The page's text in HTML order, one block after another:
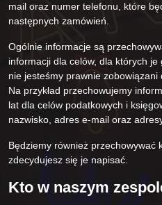
mail oraz numer telefonu, które
następnych zamówień.
Ogólnie informacje są
informacji dla celów, dla których
nie jesteśmy prawnie zobowiązani
Na przykład przechowujemy
lat dla celów podatkowych i
nazwisko, adres e-mail oraz
Będziemy również przechowywać
zdecydujesz się je napisać.
Kto w naszym